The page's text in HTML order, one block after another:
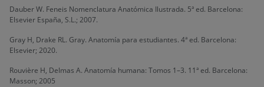
Dauber W. Feneis Nomenclatura Anatómica Ilustrada. 5ª ed. Barcelona:
Elsevier España, S.L.; 2007.
Gray H, Drake RL. Gray. Anatomía para estudiantes. 4ª ed. Barcelona:
Elsevier; 2020.
Rouvière H, Delmas A. Anatomía humana: Tomos 1–3. 11ª ed. Barcelona:
Masson; 2005